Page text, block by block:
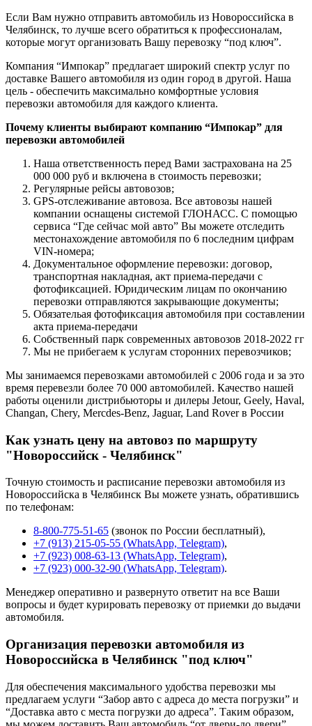
Если Вам нужно отправить автомобиль из Новороссийска в
Челябинск, то лучше всего обратиться к профессионалам,
которые могут организовать Вашу перевозку “под ключ”.
Компания “Импокар” предлагает широкий спектр услуг по
доставке Вашего автомобиля из один город в другой. Наша
цель - обеспечить максимально комфортные условия
перевозки автомобиля для каждого клиента.
Почему клиенты выбирают компанию “Импокар” для
перевозки автомобилей
Наша ответственность перед Вами застрахована на 25
000 000 руб и включена в стоимость перевозки;
Регулярные рейсы автовозов;
GPS-отслеживание автовоза. Все автовозы нашей
компании оснащены системой ГЛОНАСС. С помощью
сервиса “Где сейчас мой авто” Вы можете отследить
местонахождение автомобиля по 6 последним цифрам
VIN-номера;
Документальное оформление перевозки: договор,
транспортная накладная, акт приема-передачи с
фотофиксацией. Юридическим лицам по окончанию
перевозки отправляются закрывающие документы;
Обязательая фотофиксация автомобиля при составлении
акта приема-передачи
Собственный парк современных автовозов 2018-2022 гг
Мы не прибегаем к услугам сторонних перевозчиков;
Мы занимаемся перевозками автомобилей с 2006 года и за это
время перевезли более 70 000 автомобилей. Качество нашей
работы оценили дистрибьюторы и дилеры Jetour, Geely, Haval,
Changan, Chery, Mercdes-Benz, Jaguar, Land Rover в России
Как узнать цену на автовоз по маршруту
"Новороссийск - Челябинск"
Точную стоимость и расписание перевозки автомобиля из
Новороссийска в Челябинск Вы можете узнать, обратившись
по телефонам:
8-800-775-51-65 (звонок по России бесплатный),
+7 (913) 215-05-55 (WhatsApp, Telegram),
+7 (923) 008-63-13 (WhatsApp, Telegram),
+7 (923) 000-32-90 (WhatsApp, Telegram).
Менеджер оперативно и развернуто ответит на все Ваши
вопросы и будет курировать перевозку от приемки до выдачи
автомобиля.
Организация перевозки автомобиля из
Новороссийска в Челябинск "под ключ"
Для обеспечения максимального удобства перевозки мы
предлагаем услуги “Забор авто с адреса до места погрузки” и
“Доставка авто с места погрузки до адреса”. Таким образом,